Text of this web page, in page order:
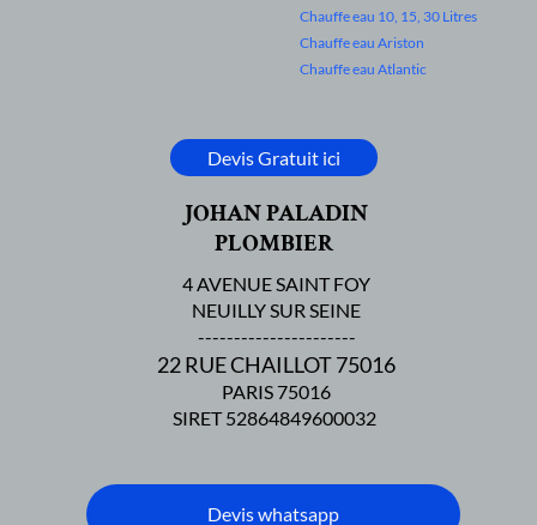
Devis whatsapp
Devis Gratuit ici
JOHAN PALADIN
PLOMBIER
4 AVENUE SAINT FOY
NEUILLY SUR SEINE
----------------------
22 RUE CHAILLOT 75016
PARIS 75016
SIRET 52864849600032
Chauffe eau 10, 15, 30 Litres
Chauffe eau Ariston
Chauffe eau Atlantic